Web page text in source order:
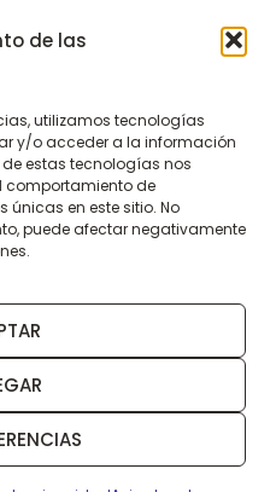
de las
utilizamos tecnologías
y/o acceder a la información
estas tecnologías nos
comportamiento de
en este sitio. No
puede afectar negativamente
NOSOTROS
All Rights Reserved
WEB